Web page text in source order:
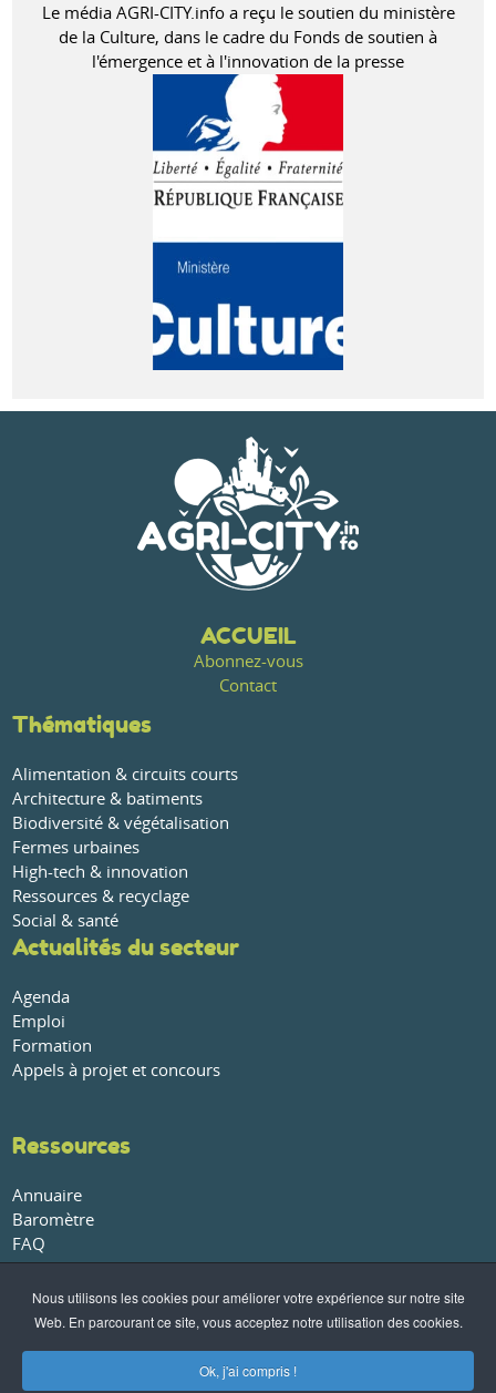
Le média AGRI-CITY.info a reçu le soutien du ministère
de la Culture, dans le cadre du Fonds de soutien à
l'émergence et à l'innovation de la presse
ACCUEIL
Abonnez-vous
Contact
Thématiques
Alimentation & circuits courts
Architecture & batiments
Biodiversité & végétalisation
Fermes urbaines
High-tech & innovation
Ressources & recyclage
Social & santé
Actualités du secteur
Agenda
Emploi
Formation
Appels à projet et concours
Ressources
Annuaire
Baromètre
FAQ
Glossaire
Publications et rapports
À propos
Nous utilisons les cookies pour améliorer votre expérience sur notre site
Web. En parcourant ce site, vous acceptez notre utilisation des cookies.
Ok, j'ai compris !